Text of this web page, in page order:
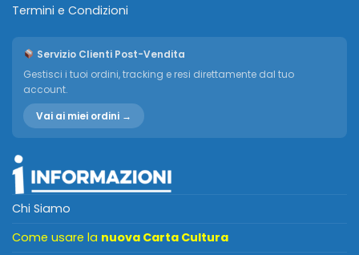
Termini e Condizioni
Servizio Clienti Post-Vendita
Gestisci i tuoi ordini, tracking e resi direttamente dal tuo
account.
Vai ai miei ordini →
Chi Siamo
Come usare la nuova Carta Cultura